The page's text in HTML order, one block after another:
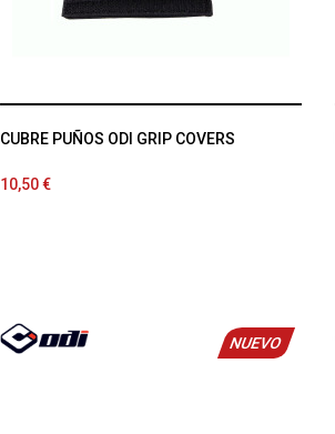
CUBRE PUÑOS ODI GRIP COVERS
10,50 €
NUEVO